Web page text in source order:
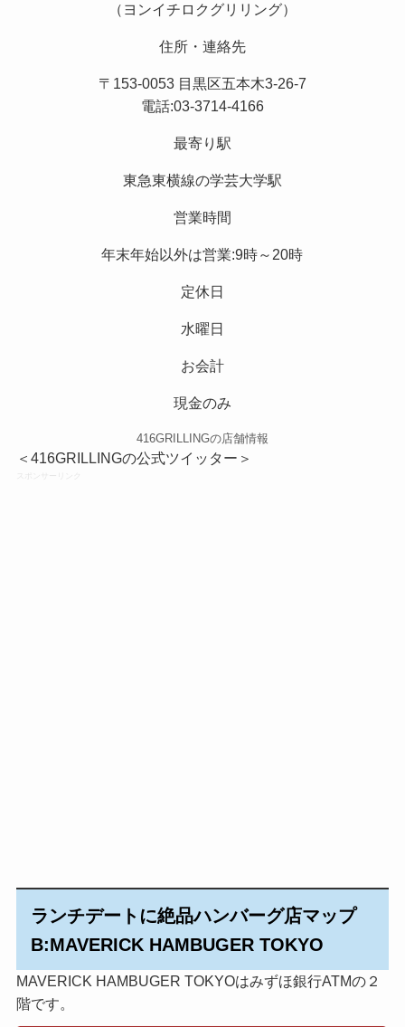
（ヨンイチロクグリリング）
住所・連絡先
〒153-0053 目黒区五本木3-26-7
電話:03-3714-4166
最寄り駅
東急東横線の学芸大学駅
営業時間
年末年始以外は営業:9時～20時
定休日
水曜日
お会計
現金のみ
416GRILLINGの店舗情報
＜416GRILLINGの公式ツイッター＞
ランチデートに絶品ハンバーグ店マップ
B:MAVERICK HAMBUGER TOKYO
MAVERICK HAMBUGER TOKYOはみずほ銀行ATMの２
階です。